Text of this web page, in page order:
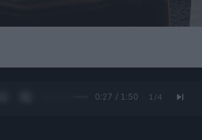
0:28 / 1:50 1 /4